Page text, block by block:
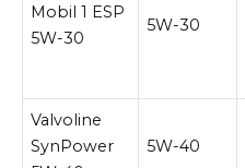
Mobil 1 ESP
5W-30
5W-30
Valvoline
SynPower
5W-40